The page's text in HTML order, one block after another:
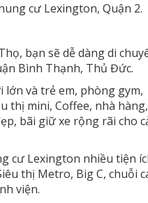
cư Lexington, Quận 2.
bạn sẽ dễ dàng di
Bình Thạnh, Thủ Đức.
lớn và trẻ em, phòng gym,
thị mini, Coffee, nhà hàng,
bãi giữ xe rộng rãi cho
cư Lexington nhiều tiện
thị Metro, Big C, chuỗi
viện.